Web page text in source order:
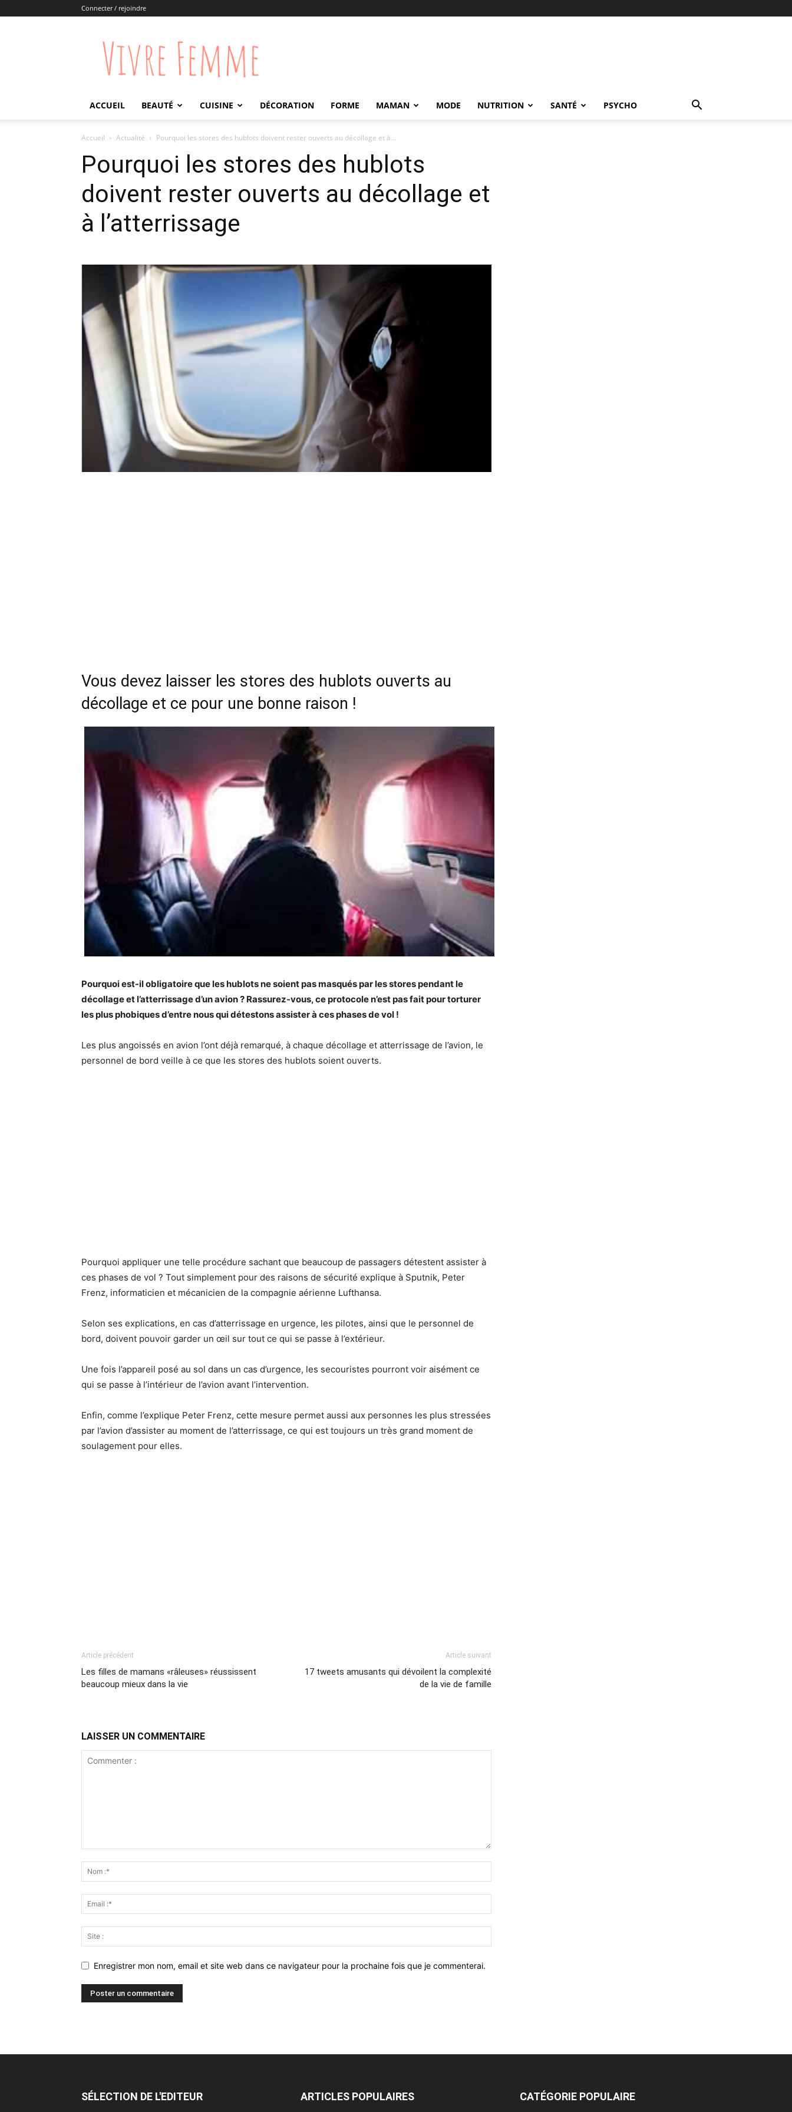
Connecter / rejoindre
Vivre
Femme
ACCUEIL BEAUTÉ CUISINE DÉCORATION FORME MAMAN MODE NUTRITION SANTÉ PSYCHO
Accueil Actualité Pourquoi les stores des hublots doivent rester ouverts au décollage et à...
Pourquoi les stores des hublots
doivent rester ouverts au décollage et
à l’atterrissage
Vous devez laisser les stores des hublots ouverts au
décollage et ce pour une bonne raison !
Pourquoi est-il obligatoire que les hublots ne soient pas masqués par les stores pendant le
décollage et l’atterrissage d’un avion ? Rassurez-vous, ce protocole n’est pas fait pour torturer
les plus phobiques d’entre nous qui détestons assister à ces phases de vol !
Les plus angoissés en avion l’ont déjà remarqué, à chaque décollage et atterrissage de l’avion, le
personnel de bord veille à ce que les stores des hublots soient ouverts.
Pourquoi appliquer une telle procédure sachant que beaucoup de passagers détestent assister à
ces phases de vol ? Tout simplement pour des raisons de sécurité explique à Sputnik, Peter
Frenz, informaticien et mécanicien de la compagnie aérienne Lufthansa.
Selon ses explications, en cas d’atterrissage en urgence, les pilotes, ainsi que le personnel de
bord, doivent pouvoir garder un œil sur tout ce qui se passe à l’extérieur.
Une fois l’appareil posé au sol dans un cas d’urgence, les secouristes pourront voir aisément ce
qui se passe à l’intérieur de l’avion avant l’intervention.
Enfin, comme l’explique Peter Frenz, cette mesure permet aussi aux personnes les plus stressées
par l’avion d’assister au moment de l’atterrissage, ce qui est toujours un très grand moment de
soulagement pour elles.
Article précédent
Les filles de mamans «râleuses» réussissent
beaucoup mieux dans la vie
Article suivant
17 tweets amusants qui dévoilent la complexité
de la vie de famille
LAISSER UN COMMENTAIRE
Enregistrer mon nom, email et site web dans ce navigateur pour la prochaine fois que je commenterai.
SÉLECTION DE L'EDITEUR ARTICLES POPULAIRES CATÉGORIE POPULAIRE